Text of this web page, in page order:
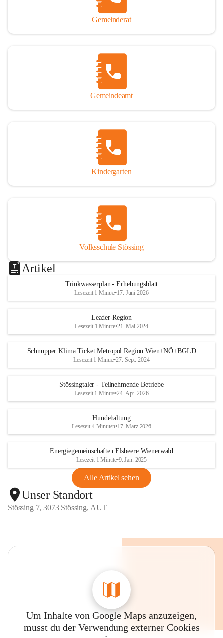
Gemeinderat
Gemeindeamt
Kindergarten
Volksschule Stössing
Artikel
Trinkwasserplan - Erhebungsblatt
Lesezeit 1 Minute•17. Juni 2026
Leader-Region
Lesezeit 1 Minute•21. Mai 2024
Schnupper Klima Ticket Metropol Region Wien+NÖ+BGLD
Lesezeit 1 Minute•27. Sept. 2024
Stössingtaler - Teilnehmende Betriebe
Lesezeit 1 Minute•24. Apr. 2026
Hundehaltung
Lesezeit 4 Minuten•17. März 2026
Energiegemeinschaften Elsbeere Wienerwald
Lesezeit 1 Minute•9. Jan. 2025
Alle Artikel sehen
Unser Standort
Stössing 7, 3073 Stössing, AUT
Um Inhalte von Google Maps anzuzeigen,
musst du der Verwendung externer Cookies